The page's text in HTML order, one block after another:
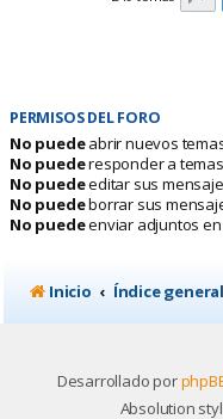
PERMISOS DEL FORO
No puedeabrir nuevos
No puederesponder a
No puedeeditar sus
No puedeborrar sus
No puedeenviar adjuntos en
Inicio Índice general
Desarrollado por
Absolution